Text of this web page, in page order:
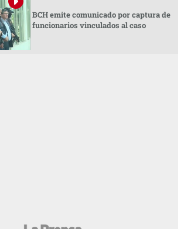
BCH emite comunicado por captura de
funcionarios vinculados al caso